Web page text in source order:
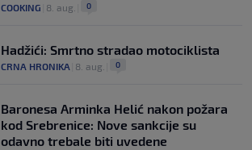
COOKING 8. aug. 0
Hadžići: Smrtno stradao motociklista
CRNA HRONIKA 8. aug. 0
Baronesa Arminka Helić nakon požara
kod Srebrenice: Nove sankcije su
odavno trebale biti uvedene